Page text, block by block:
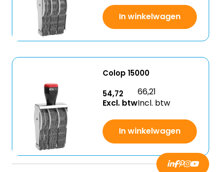
In winkelwagen
Colop 15000
54,72
Excl. btw
66,21
Incl. btw
In winkelwagen